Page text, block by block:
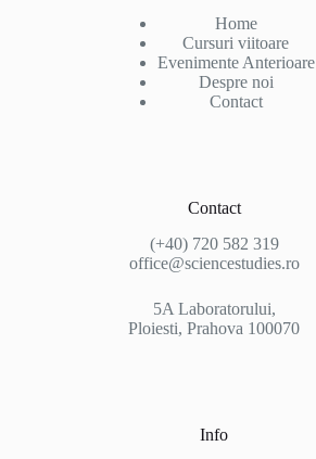
Home
Cursuri viitoare
Evenimente Anterioare
Despre noi
Contact
Contact
(+40) 720 582 319
office@sciencestudies.ro
5A Laboratorului,
Ploiesti, Prahova 100070
Info